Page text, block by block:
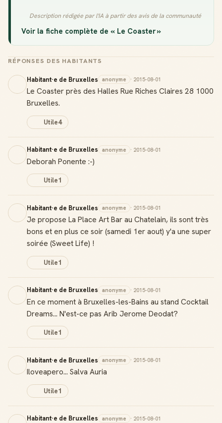
Description rédigée par l'IA à partir des avis de la communauté
Voir la fiche complète de « Le Coaster »
RÉPONSES DES HABITANTS
Habitant·e de Bruxelles anonyme · 2015-08-01
Le Coaster près des Halles Rue Riches Claires 28 1000
Bruxelles.
Utile4
Habitant·e de Bruxelles anonyme · 2015-08-01
Deborah Ponente :-)
Utile1
Habitant·e de Bruxelles anonyme · 2015-08-01
Je propose La Place Art Bar au Chatelain, ils sont très
bons et en plus ce soir (samedi 1er aout) y'a une super
soirée (Sweet Life) !
Utile1
Habitant·e de Bruxelles anonyme · 2015-08-01
En ce moment à Bruxelles-les-Bains au stand Cocktail
Dreams... N'est-ce pas Arib Jerome Deodat?
Utile1
Habitant·e de Bruxelles anonyme · 2015-08-01
Iloveapero... Salva Auria
Utile1
Habitant·e de Bruxelles anonyme · 2015-08-01